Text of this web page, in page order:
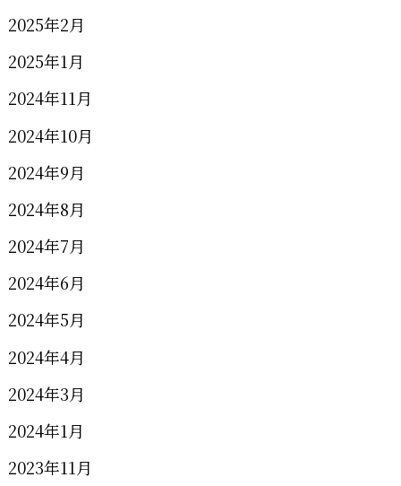
2025年2月
2025年1月
2024年11月
2024年10月
2024年9月
2024年8月
2024年7月
2024年6月
2024年5月
2024年4月
2024年3月
2024年1月
2023年11月